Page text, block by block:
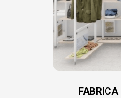
FABRICA